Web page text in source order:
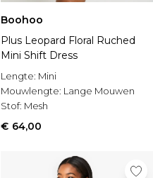
Boohoo
Plus Leopard Floral Ruched
Mini Shift Dress
Lengte: Mini
Mouwlengte: Lange Mouwen
Stof: Mesh
€ 64,00